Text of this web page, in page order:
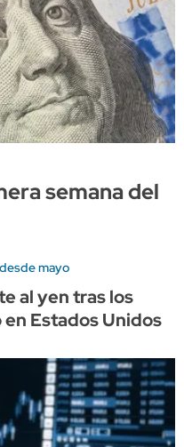
semana del
mayo
al yen tras los
Estados Unidos